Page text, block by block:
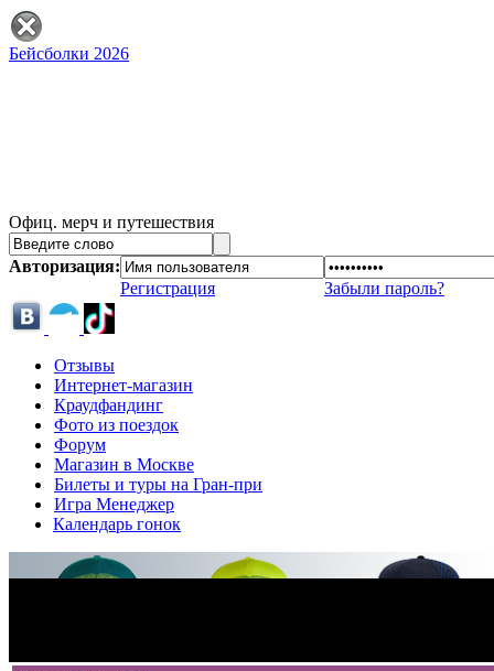
Бейсболки 2026
Офиц. мерч и путешествия
Авторизация:
Регистрация
Забыли пароль?
Отзывы
Интернет-магазин
Краудфандинг
Фото из поездок
Форум
Магазин в Москве
Билеты и туры на Гран-при
Игра Менеджер
Календарь гонок